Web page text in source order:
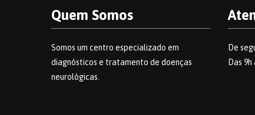
Quem Somos
Somos um centro especializado em
diagnósticos e tratamento de doenças
neurológicas.
De
Das 9h